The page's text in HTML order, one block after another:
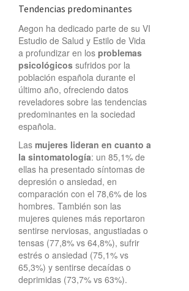
Tendencias predominantes
Aegon ha dedicado parte de su VI
Estudio de Salud y Estilo de Vida
a profundizar en los problemas
psicológicos sufridos por la
población española durante el
último año, ofreciendo datos
reveladores sobre las tendencias
predominantes en la sociedad
española.
Las mujeres lideran en cuanto a
la sintomatología: un 85,1% de
ellas ha presentado síntomas de
depresión o ansiedad, en
comparación con el 78,6% de los
hombres. También son las
mujeres quienes más reportaron
sentirse nerviosas, angustiadas o
tensas (77,8% vs 64,8%), sufrir
estrés o ansiedad (75,1% vs
65,3%) y sentirse decaídas o
deprimidas (73,7% vs 63%).